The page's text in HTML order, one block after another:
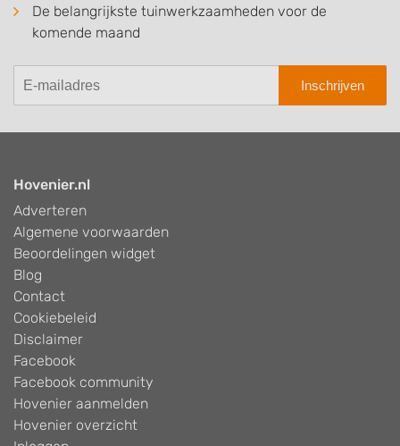
De belangrijkste tuinwerkzaamheden voor de
komende maand
Inschrijven
Hovenier.nl
Adverteren
Algemene voorwaarden
Beoordelingen widget
Blog
Contact
Cookiebeleid
Disclaimer
Facebook
Facebook community
Hovenier aanmelden
Hovenier overzicht